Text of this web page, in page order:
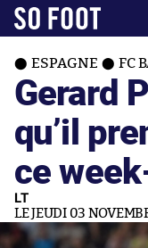
ESPAGNE FC
Gerard
qu’il
ce
LT
LE JEUDI 03